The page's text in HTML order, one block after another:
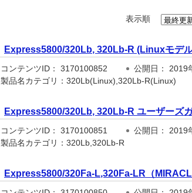
表示順
Express5800/320Lb, 320Lb-R (Linuxモデ
コンテンツID： 3170100852 公開日： 2019
製品名カテゴリ：320Lb(Linux),320Lb-R(Linux)
Express5800/320Lb, 320Lb-R ユーザーズ
コンテンツID： 3170100851 公開日： 2019
製品名カテゴリ：320Lb,320Lb-R
Express5800/320Fa-L,320Fa-LR（